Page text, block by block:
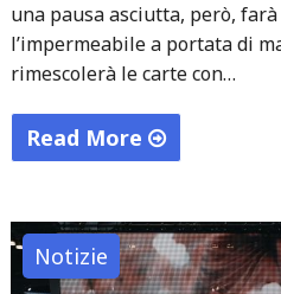
una pausa asciutta, però,
l’impermeabile a portata di
rimescolerà le carte con…
Read More
meteo
scende
Notizie